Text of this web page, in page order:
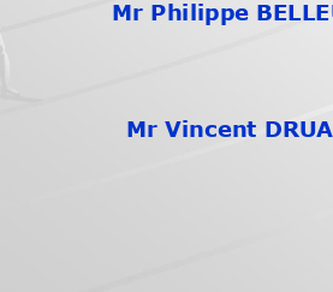
Mr Philippe
Mr Vincent